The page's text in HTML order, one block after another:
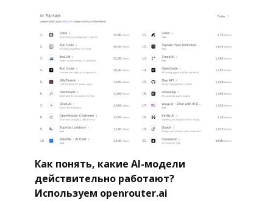
Как понять, какие AI-модели
действительно работают?
Используем openrouter.ai